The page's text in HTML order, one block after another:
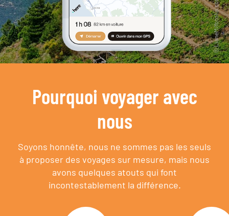
Pourquoi voyager avec
nous
Soyons honnête, nous ne sommes pas les seuls
à proposer des voyages sur mesure, mais nous
avons quelques atouts qui font
incontestablement la différence.